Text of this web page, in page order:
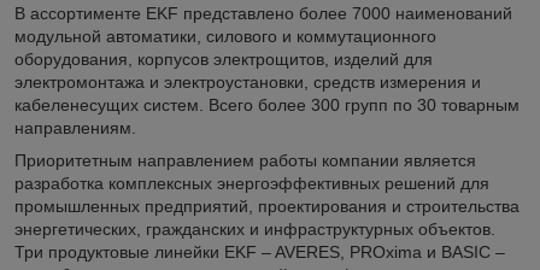
В ассортименте EKF представлено более 7000 наименований
модульной автоматики, силового и коммутационного
оборудования, корпусов электрощитов, изделий для
электромонтажа и электроустановки, средств измерения и
кабеленесущих систем. Всего более 300 групп по 30 товарным
направлениям.
Приоритетным направлением работы компании является
разработка комплексных энергоэффективных решений для
промышленных предприятий, проектирования и строительства
энергетических, гражданских и инфраструктурных объектов.
Три продуктовые линейки EKF – AVERES, PROxima и BASIC –